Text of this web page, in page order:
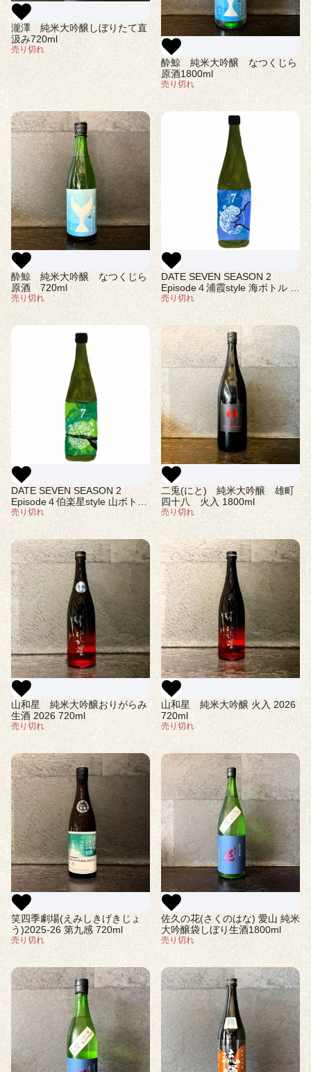
瀧澤 純米大吟醸しぼりたて直
汲み720ml
売り切れ
酔鯨 純米大吟醸 なつくじら
原酒1800ml
売り切れ
酔鯨 純米大吟醸 なつくじら
原酒 720ml
売り切れ
DATE SEVEN SEASON 2
Episode４浦霞style 海ボトル 純
米大吟醸 720ml(ダテセブン)
売り切れ
DATE SEVEN SEASON 2
Episode４伯楽星style 山ボトル
純米大吟醸 720ml(ダテセブン)
売り切れ
二兎(にと) 純米大吟醸 雄町
四十八 火入 1800ml
売り切れ
山和星 純米大吟醸おりがらみ
生酒 2026 720ml
売り切れ
山和星 純米大吟醸 火入 2026
720ml
売り切れ
笑四季劇場(えみしきげきじょ
う)2025-26 第九感 720ml
売り切れ
佐久の花(さくのはな) 愛山 純米
大吟醸袋しぼり生酒1800ml
売り切れ